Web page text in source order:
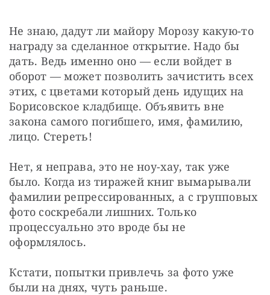
Не знаю, дадут ли майору Морозу какую-то
награду за сделанное открытие. Надо бы
дать. Ведь именно оно — если войдет в
оборот — может позволить зачистить всех
этих, с цветами который день идущих на
Борисовское кладбище. Объявить вне
закона самого погибшего, имя, фамилию,
лицо. Стереть!
Нет, я неправа, это не ноу-хау, так уже
было. Когда из тиражей книг вымарывали
фамилии репрессированных, а с групповых
фото соскребали лишних. Только
процессуально это вроде бы не
оформлялось.
Кстати, попытки привлечь за фото уже
были на днях, чуть раньше.